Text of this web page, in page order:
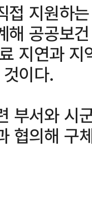
접 지원하
해 공공보
지연과
이다.
부서와 시
협의해 구